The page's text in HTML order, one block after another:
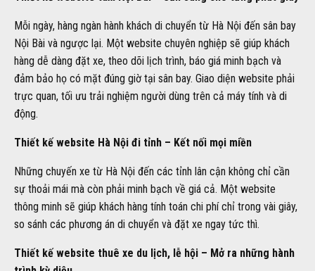
Mỗi ngày, hàng ngàn hành khách di chuyển từ Hà Nội đến sân bay
Nội Bài và ngược lại. Một website chuyên nghiệp sẽ giúp khách
hàng dễ dàng đặt xe, theo dõi lịch trình, báo giá minh bạch và
đảm bảo họ có mặt đúng giờ tại sân bay. Giao diện website phải
trực quan, tối ưu trải nghiệm người dùng trên cả máy tính và di
động.
Thiết kế website Hà Nội đi tỉnh – Kết nối mọi miền
Những chuyến xe từ Hà Nội đến các tỉnh lân cận không chỉ cần
sự thoải mái mà còn phải minh bạch về giá cả. Một website
thông minh sẽ giúp khách hàng tính toán chi phí chỉ trong vài giây,
so sánh các phương án di chuyển và đặt xe ngay tức thì.
Thiết kế website thuê xe du lịch, lễ hội – Mở ra những hành